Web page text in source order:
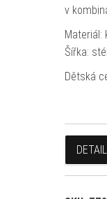
v
Materiál:
Šířka:
Dětská
DETAIL